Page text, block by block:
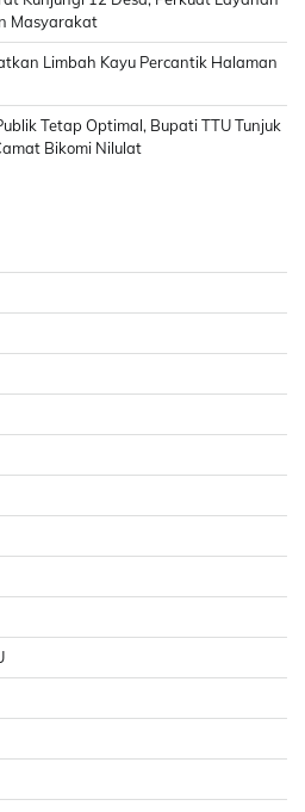
Masyarakat
Limbah Kayu Percantik Halaman
Tetap Optimal, Bupati TTU Tunjuk
Bikomi Nilulat